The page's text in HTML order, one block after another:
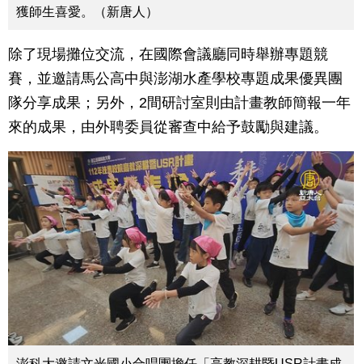
獲師生喜愛。（新唐人）
除了現場攤位交流，在國際會議廳同時舉辦專題競
賽，並邀請馬公高中與澎湖水產學校專題成果優異團
隊分享成果；另外，2間研討室則由計畫教師簡報一年
來的成果，由外聘委員從審查中給予鼓勵與建議。